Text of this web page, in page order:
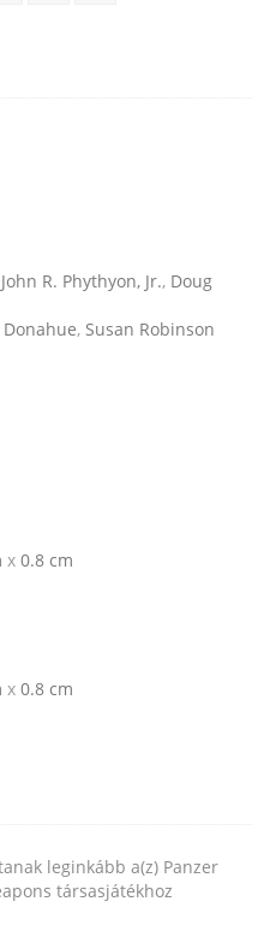
John R. Phythyon, Jr., Doug
, Susan Robinson
x 0.8 cm
x 0.8 cm
leginkább a(z) Panzer
társasjátékhoz